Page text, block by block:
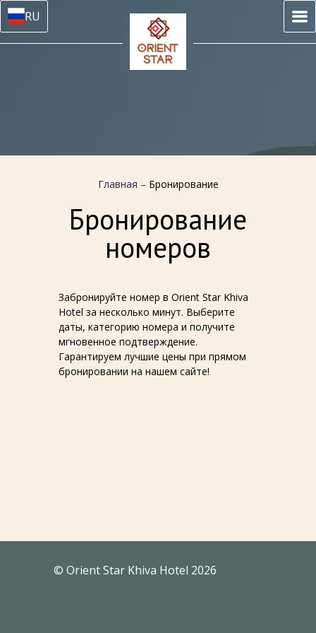
RU
Главная – Бронирование
Бронирование
номеров
Забронируйте номер в Orient Star Khiva
Hotel за несколько минут. Выберите
даты, категорию номера и получите
мгновенное подтверждение.
Гарантируем лучшие цены при прямом
бронировании на нашем сайте!
© Orient Star Khiva Hotel 2026